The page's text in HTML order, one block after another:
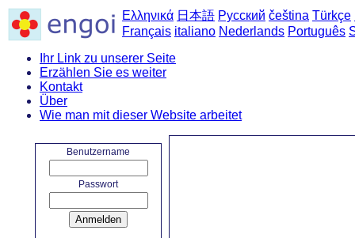
Ελληνικά 日本語 Русский čeština Türkçe
Français italiano Nederlands Português
Ihr Link zu unserer Seite
Erzählen Sie es weiter
Kontakt
Über
Wie man mit dieser Website arbeitet
Benutzername
Passwort
Anmelden